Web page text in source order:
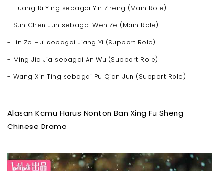
- Huang Ri Ying sebagai Yin Zheng (Main Role)
- Sun Chen Jun sebagai Wen Ze (Main Role)
- Lin Ze Hui sebagai Jiang Yi (Support Role)
- Ming Jia Jia sebagai An Wu (Support Role)
- Wang Xin Ting sebagai Pu Qian Jun (Support Role)
Alasan Kamu Harus Nonton Ban Xing Fu Sheng
Chinese Drama